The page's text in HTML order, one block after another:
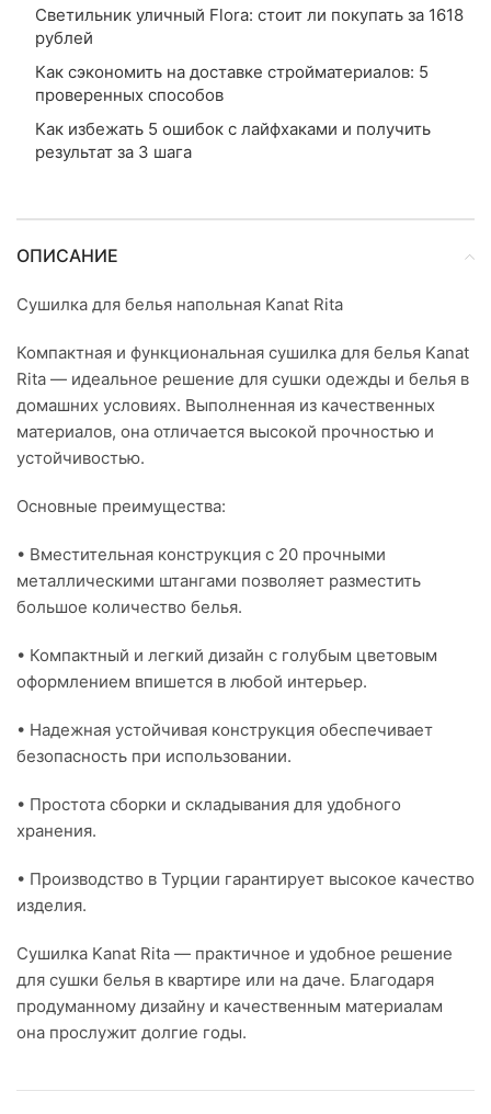
Светильник уличный Flora: стоит ли покупать за 1618
рублей
Как сэкономить на доставке стройматериалов: 5
проверенных способов
Как избежать 5 ошибок с лайфхаками и получить
результат за 3 шага
ОПИСАНИЕ
Сушилка для белья напольная Kanat Rita
Компактная и функциональная сушилка для белья Kanat
Rita — идеальное решение для сушки одежды и белья в
домашних условиях. Выполненная из качественных
материалов, она отличается высокой прочностью и
устойчивостью.
Основные преимущества:
• Вместительная конструкция с 20 прочными
металлическими штангами позволяет разместить
большое количество белья.
• Компактный и легкий дизайн с голубым цветовым
оформлением впишется в любой интерьер.
• Надежная устойчивая конструкция обеспечивает
безопасность при использовании.
• Простота сборки и складывания для удобного
хранения.
• Производство в Турции гарантирует высокое качество
изделия.
Сушилка Kanat Rita — практичное и удобное решение
для сушки белья в квартире или на даче. Благодаря
продуманному дизайну и качественным материалам
она прослужит долгие годы.